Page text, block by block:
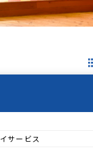
サービス